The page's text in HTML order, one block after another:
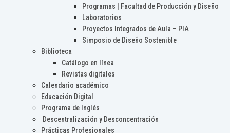
Programas | Facultad de Producción y Diseño
Laboratorios
Proyectos Integrados de Aula – PIA
Simposio de Diseño Sostenible
Biblioteca
Catálogo en línea
Revistas digitales
Calendario académico
Educación Digital
Programa de Inglés
Descentralización y Desconcentración
Prácticas Profesionales